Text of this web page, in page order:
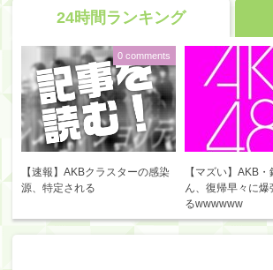
24時間ランキング
【速報】AKBクラスターの感染
源、特定される
0 comments
【マズい】AKB
ん、復帰早々に爆
るwwwwww